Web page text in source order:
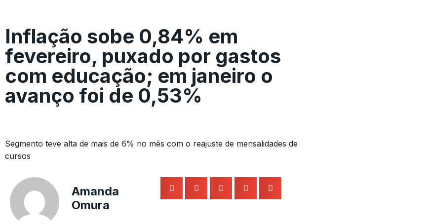
Inflação sobe 0,84% em
fevereiro, puxado por gastos
com educação; em janeiro o
avanço foi de 0,53%
Segmento teve alta de mais de 6% no mês com o reajuste de mensalidades de
cursos
Amanda
Omura